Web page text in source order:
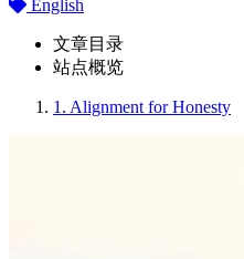
English
文章目录
站点概览
1. Alignment for Honesty